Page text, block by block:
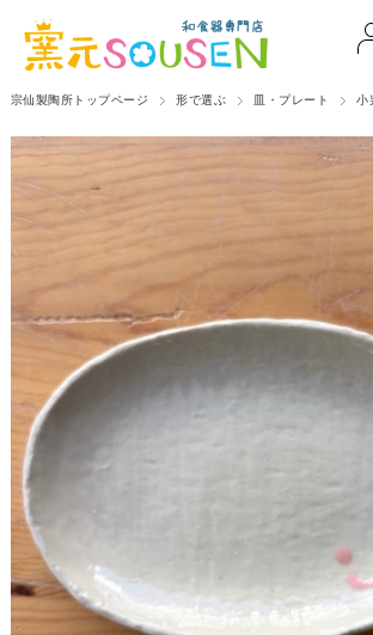
宗仙製陶所トップページ 形で選ぶ 皿・プレート 小